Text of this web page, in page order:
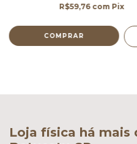
R$59,76 com Pix
Loja física há mais